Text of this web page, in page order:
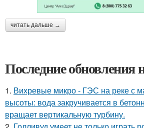
читать дальше →
Последние обновления
1. Вихревые микро - ГЭС на реке с
высоты: вода закручивается в
вращает вертикальную турбину.